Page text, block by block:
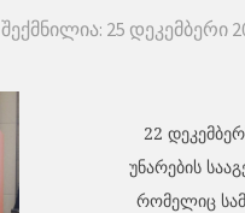
შექმნილია: 25 დეკემბერი
22
უნარების
რომელიც